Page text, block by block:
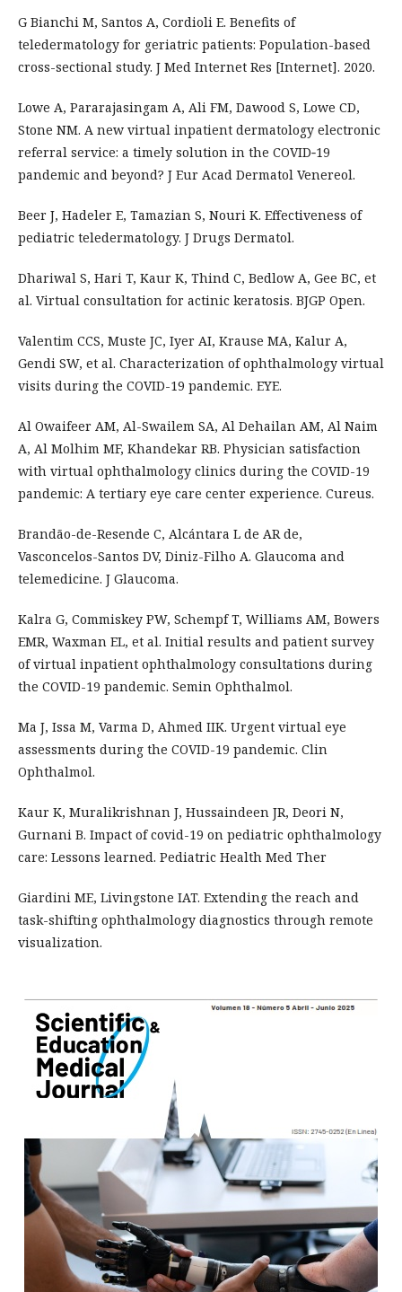
G Bianchi M, Santos A, Cordioli E. Benefits of
teledermatology for geriatric patients: Population-based
cross-sectional study. J Med Internet Res [Internet]. 2020.
Lowe A, Pararajasingam A, Ali FM, Dawood S, Lowe CD,
Stone NM. A new virtual inpatient dermatology electronic
referral service: a timely solution in the COVID‐19
pandemic and beyond? J Eur Acad Dermatol Venereol.
Beer J, Hadeler E, Tamazian S, Nouri K. Effectiveness of
pediatric teledermatology. J Drugs Dermatol.
Dhariwal S, Hari T, Kaur K, Thind C, Bedlow A, Gee BC, et
al. Virtual consultation for actinic keratosis. BJGP Open.
Valentim CCS, Muste JC, Iyer AI, Krause MA, Kalur A,
Gendi SW, et al. Characterization of ophthalmology virtual
visits during the COVID-19 pandemic. EYE.
Al Owaifeer AM, Al-Swailem SA, Al Dehailan AM, Al Naim
A, Al Molhim MF, Khandekar RB. Physician satisfaction
with virtual ophthalmology clinics during the COVID-19
pandemic: A tertiary eye care center experience. Cureus.
Brandão-de-Resende C, Alcántara L de AR de,
Vasconcelos-Santos DV, Diniz-Filho A. Glaucoma and
telemedicine. J Glaucoma.
Kalra G, Commiskey PW, Schempf T, Williams AM, Bowers
EMR, Waxman EL, et al. Initial results and patient survey
of virtual inpatient ophthalmology consultations during
the COVID-19 pandemic. Semin Ophthalmol.
Ma J, Issa M, Varma D, Ahmed IIK. Urgent virtual eye
assessments during the COVID-19 pandemic. Clin
Ophthalmol.
Kaur K, Muralikrishnan J, Hussaindeen JR, Deori N,
Gurnani B. Impact of covid-19 on pediatric ophthalmology
care: Lessons learned. Pediatric Health Med Ther
Giardini ME, Livingstone IAT. Extending the reach and
task-shifting ophthalmology diagnostics through remote
visualization.